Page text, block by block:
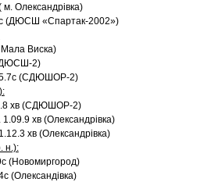
Олександрівка)
(ДЮСШ «Спартак-2002»)
Виска)
2)
(СДЮШОР-2)
хв (СДЮШОР-2)
хв (Олександрівка)
хв (Олександрівка)
н.):
(Новомиргород)
(Олександівка)